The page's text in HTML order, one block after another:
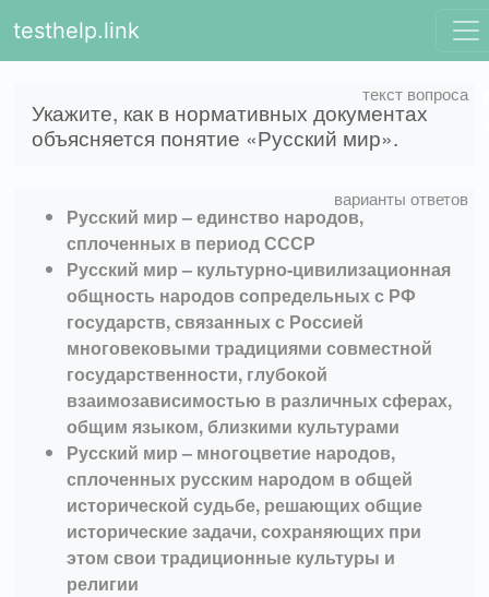
testhelp.link
Укажите, как в нормативных документах
объясняется понятие «Русский мир».
Русский мир – единство народов,
сплоченных в период СССР
Русский мир – культурно-цивилизационная
общность народов сопредельных с РФ
государств, связанных с Россией
многовековыми традициями совместной
государственности, глубокой
взаимозависимостью в различных сферах,
общим языком, близкими культурами
Русский мир – многоцветие народов,
сплоченных русским народом в общей
исторической судьбе, решающих общие
исторические задачи, сохраняющих при
этом свои традиционные культуры и
религии